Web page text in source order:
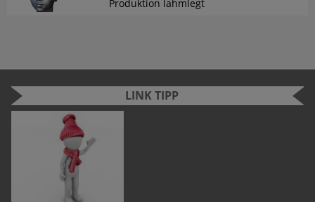
Produktion lahmlegt
LINK TIPP